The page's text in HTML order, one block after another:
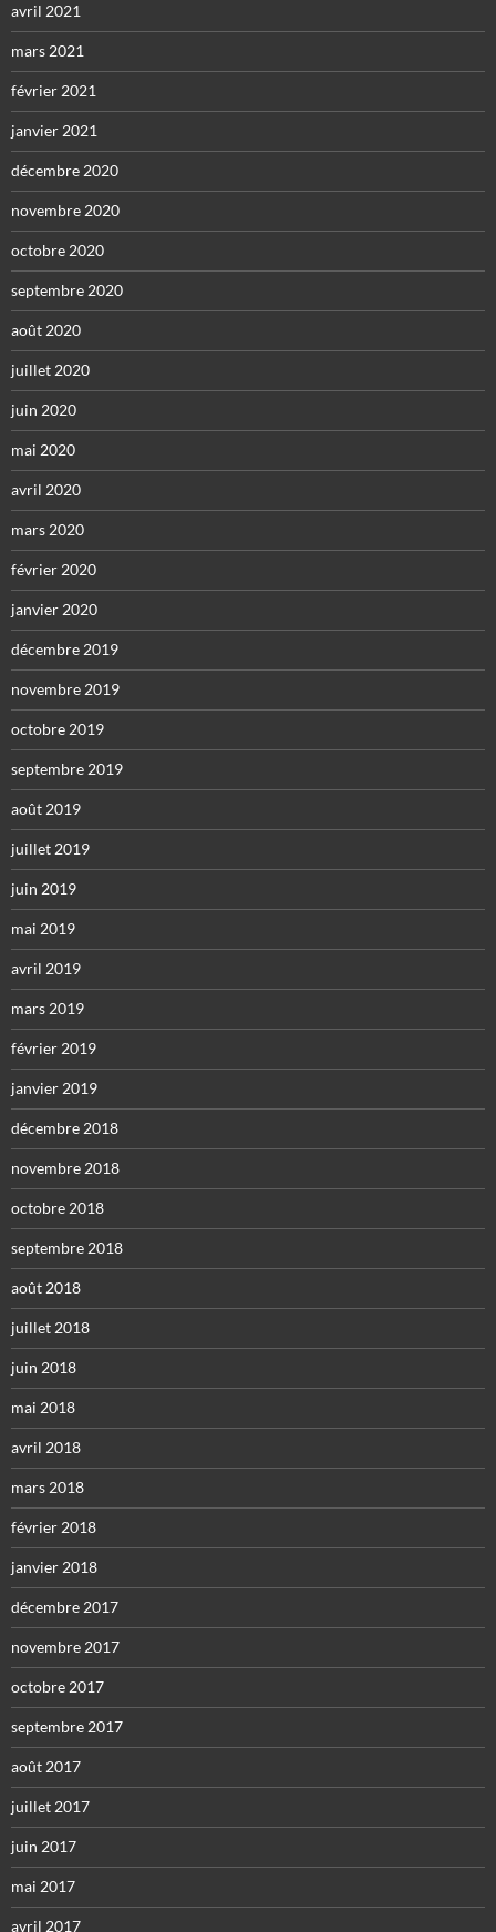
avril 2021
mars 2021
février 2021
janvier 2021
décembre 2020
novembre 2020
octobre 2020
septembre 2020
août 2020
juillet 2020
juin 2020
mai 2020
avril 2020
mars 2020
février 2020
janvier 2020
décembre 2019
novembre 2019
octobre 2019
septembre 2019
août 2019
juillet 2019
juin 2019
mai 2019
avril 2019
mars 2019
février 2019
janvier 2019
décembre 2018
novembre 2018
octobre 2018
septembre 2018
août 2018
juillet 2018
juin 2018
mai 2018
avril 2018
mars 2018
février 2018
janvier 2018
décembre 2017
novembre 2017
octobre 2017
septembre 2017
août 2017
juillet 2017
juin 2017
mai 2017
avril 2017